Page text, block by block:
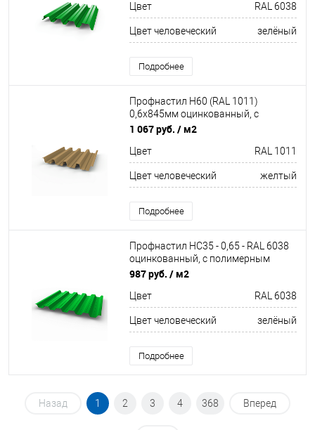
Цвет RAL 6038
Цвет человеческий зелёный
Подробнее
Профнастил Н60 (RAL 1011)
0,6х845мм оцинкованный, с
полимерным покрытием
1 067 руб. / м2
Цвет RAL 1011
Цвет человеческий желтый
Подробнее
Профнастил НС35 - 0,65 - RAL 6038
оцинкованный, с полимерным
покрытием (Полиэстер)
987 руб. / м2
Цвет RAL 6038
Цвет человеческий зелёный
Подробнее
Назад 1 2 3 4 368 Вперед